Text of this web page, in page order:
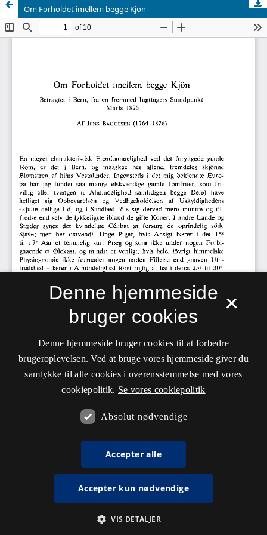
Om Forholdet imellem begge Kjön
×
Denne hjemmeside
bruger cookies
Denne hjemmeside bruger cookies til at forbedre
brugeroplevelsen. Ved at bruge vores hjemmeside giver du
samtykke til alle cookies i overensstemmelse med vores
cookiepolitik. Se vores cookiepolitik
Absolut nødvendige
Accepter alle
Accepter kun nødvendige
VIS DETALJER